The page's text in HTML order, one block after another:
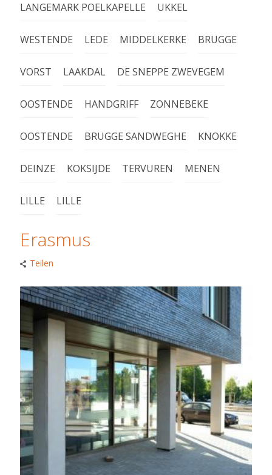
LANGEMARK POELKAPELLE UKKEL
WESTENDE LEDE MIDDELKERKE BRUGGE
VORST LAAKDAL DE SNEPPE ZWEVEGEM
OOSTENDE HANDGRIFF ZONNEBEKE
OOSTENDE BRUGGE SANDWEGHE KNOKKE
DEINZE KOKSIJDE TERVUREN MENEN
LILLE LILLE
Erasmus
Teilen